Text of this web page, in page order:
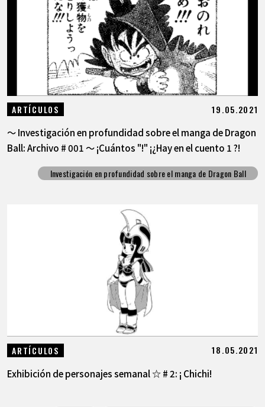
ARTÍCULOS 19.05.2021
～ Investigación en profundidad sobre el manga de Dragon
Ball: Archivo # 001 ～ ¡Cuántos "!" ¡¿Hay en el cuento 1 ?!
Investigación en profundidad sobre el manga de Dragon Ball
ARTÍCULOS 18.05.2021
Exhibición de personajes semanal ☆ # 2: ¡ Chichi!